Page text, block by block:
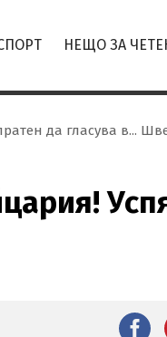
НЕЩО ЗА
да гласува в...